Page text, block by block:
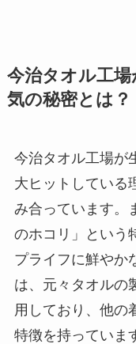
今治タオル工
気の秘密とは？
今治タオル工場が
大ヒットしている
み合っています。
のホコリ」という
プライフに鮮やか
は、元々タオルの
用しており、他の
特徴を持っていま